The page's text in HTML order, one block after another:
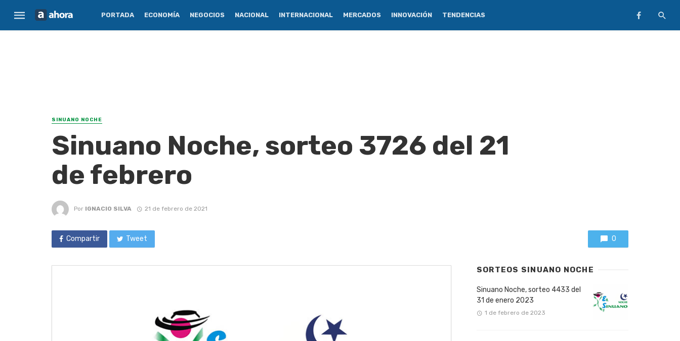
PORTADA ECONOMÍA NEGOCIOS NACIONAL INTERNACIONAL MERCADOS INNOVACIÓN TENDENCIAS
SINUANO NOCHE
Sinuano Noche, sorteo 3726 del 21
de febrero
Por IGNACIO SILVA 21 de febrero de 2021
Compartir Tweet 0
SORTEOS SINUANO NOCHE
Sinuano Noche, sorteo 4433 del
31 de enero 2023
1 de febrero de 2023